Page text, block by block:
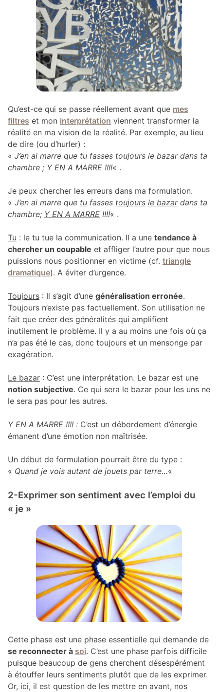
Qu’est-ce qui se passe réellement avant que mes
filtres et mon interprétation viennent transformer la
réalité en ma vision de la réalité. Par exemple, au lieu
de dire (ou d’hurler) :
« J’en ai marre que tu fasses toujours le bazar dans ta
chambre ; Y EN A MARRE !!!!« .
Je peux chercher les erreurs dans ma formulation.
« J’en ai marre que tu fasses toujours le bazardans ta
chambre; Y EN A MARRE !!!!« .
Tu : le tu tue la communication. Il a une tendance à
chercher un coupable et affliger l’autre pour que nous
puissions nous positionner en victime (cf. triangle
dramatique). A éviter d’urgence.
Toujours : Il s’agit d’une généralisation erronée.
Toujours n’existe pas factuellement. Son utilisation ne
fait que créer des généralités qui amplifient
inutilement le problème. Il y a au moins une fois où ça
n’a pas été le cas, donc toujours et un mensonge par
exagération.
Le bazar : C’est une interprétation. Le bazar est une
notion subjective. Ce qui sera le bazar pour les uns ne
le sera pas pour les autres.
Y EN A MARRE !!!! : C’est un débordement d’énergie
émanent d’une émotion non maîtrisée.
Un début de formulation pourrait être du type :
« Quand je vois autant de jouets par terre…«
2-Exprimer son sentiment avec l’emploi du
« je »
Cette phase est une phase essentielle qui demande de
se reconnecter à soi. C’est une phase parfois difficile
puisque beaucoup de gens cherchent désespérément
à étouffer leurs sentiments plutôt que de les exprimer.
Or, ici, il est question de les mettre en avant, nos